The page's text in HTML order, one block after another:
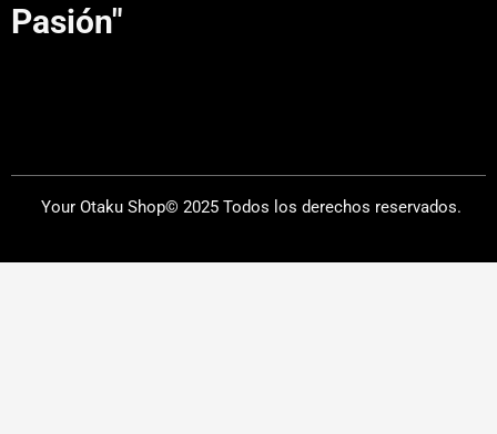
Pasión"
Your Otaku Shop© 2025 Todos los derechos reservados.